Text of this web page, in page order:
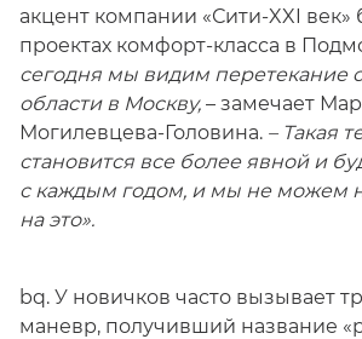
акцент компании «Сити-XXI век»
проектах комфорт-класса в
сегодня мы видим перетекание
области в Москву, – замечает
Могилевцева-Головина. – Такая
становится все более явной и
с каждым годом, и мы не можем
на это».
bq. У новичков часто вызывает
маневр, получивший название